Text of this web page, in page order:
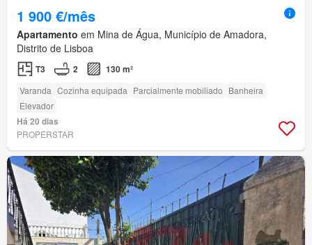
1 900 €/mês
Apartamento em Mina de Água, Município de Amadora,
Distrito de Lisboa
T3 2 130 m²
Varanda Cozinha equipada Parcialmente mobiliado Banheira
Elevador
Há 20 dias
PROPERSTAR